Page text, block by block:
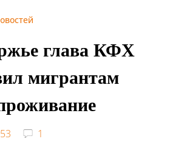
глава КФХ
мигрантам
1